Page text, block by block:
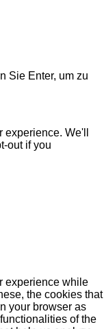
Sie Enter, um zu
We'll
out if you
experience while
the cookies that
your browser as
of the